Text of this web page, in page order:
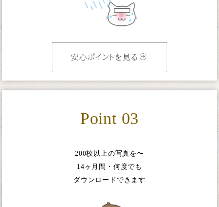
安心ポイントを見る
Point 03
200枚以上の写真を〜
14ヶ月間・何度でも
ダウンロードできます